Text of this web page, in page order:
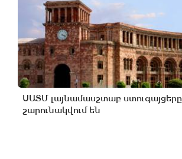
ՍԱՏՄ լայնամասշտաբ ստուգայցերը
շարունակվում են